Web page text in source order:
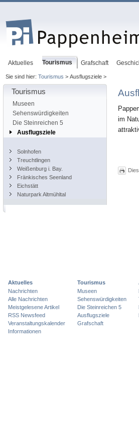
Aktuelles Tourismus Grafschaft
Sie sind hier: Tourismus > Ausflugsziele >
Tourismus
Museen
Sehenswürdigkeiten
Die Steinreichen 5
Ausflugsziele
Solnhofen
Treuchtlingen
Weißenburg i. Bay.
Fränkisches Seenland
Eichstätt
Naturpark Altmühltal
im
Aktuelles
Nachrichten
Alle Nachrichten
Meistgelesene Artikel
RSS Newsfeed
Veranstaltungskalender
Informationen
Tourismus
Museen
Sehenswürdigkeiten
Die Steinreichen 5
Ausflugsziele
Grafschaft